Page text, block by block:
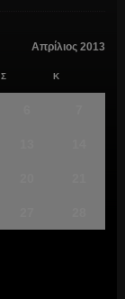
Απρίλιος 2013
Σ Κ